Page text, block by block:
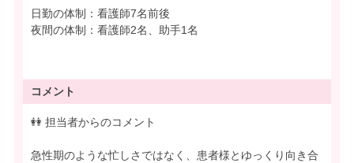
日勤の体制：看護師7名前後
夜間の体制：看護師2名、助手1名
コメント
👭 担当者からのコメント
急性期のような忙しさではなく、患者様とゆっくり向き合